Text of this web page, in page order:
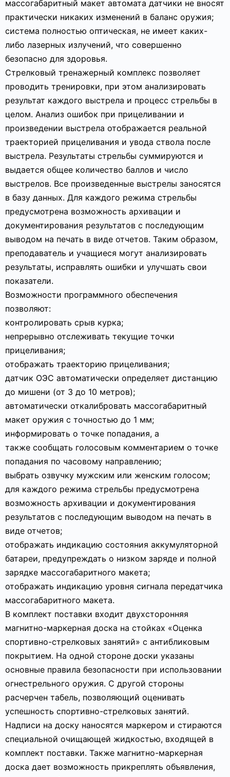
массогабаритный макет автомата датчики не вносят
практически никаких изменений в баланс оружия;
система полностью оптическая, не имеет каких-
либо лазерных излучений, что совершенно
безопасно для здоровья.
Стрелковый тренажерный комплекс позволяет
проводить тренировки, при этом анализировать
результат каждого выстрела и процесс стрельбы в
целом. Анализ ошибок при прицеливании и
произведении выстрела отображается реальной
траекторией прицеливания и увода ствола после
выстрела. Результаты стрельбы суммируются и
выдается общее количество баллов и число
выстрелов. Все произведенные выстрелы заносятся
в базу данных. Для каждого режима стрельбы
предусмотрена возможность архивации и
документирования результатов с последующим
выводом на печать в виде отчетов. Таким образом,
преподаватель и учащиеся могут анализировать
результаты, исправлять ошибки и улучшать свои
показатели.
Возможности программного обеспечения
позволяют:
контролировать срыв курка;
непрерывно отслеживать текущие точки
прицеливания;
отображать траекторию прицеливания;
датчик ОЭС автоматически определяет дистанцию
до мишени (от 3 до 10 метров);
автоматически откалибровать массогабаритный
макет оружия с точностью до 1 мм;
информировать о точке попадания, а
также сообщать голосовым комментарием о точке
попадания по часовому направлению;
выбрать озвучку мужским или женским голосом;
для каждого режима стрельбы предусмотрена
возможность архивации и документирования
результатов с последующим выводом на печать в
виде отчетов;
отображать индикацию состояния аккумуляторной
батареи, предупреждать о низком заряде и полной
зарядке массогабаритного макета;
отображать индикацию уровня сигнала передатчика
массогабаритного макета.
В комплект поставки входит двухсторонняя
магнитно-маркерная доска на стойках «Оценка
спортивно-стрелковых занятий» с антибликовым
покрытием. На одной стороне доски указаны
основные правила безопасности при использовании
огнестрельного оружия. С другой стороны
расчерчен табель, позволяющий оценивать
успешность спортивно-стрелковых занятий.
Надписи на доску наносятся маркером и стираются
специальной очищающей жидкостью, входящей в
комплект поставки. Также магнитно-маркерная
доска дает возможность прикреплять объявления,